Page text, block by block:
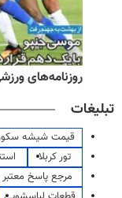
روزنامه‌های ورزشی شنبه
تبلیغات
قیمت شیشه
تور کربلا
مرجع پاسخ